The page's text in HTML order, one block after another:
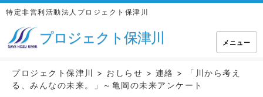
特定非営利活動法人プロジェクト保津川
プロジェクト保津川 メニュー
プロジェクト保津川 > おしらせ > 連絡 >
「川から考え
る、みんなの未来。」～亀岡の未来アンケート